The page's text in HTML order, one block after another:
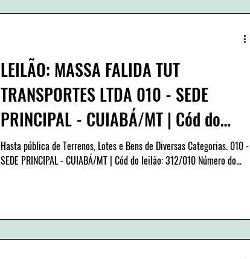
LEILÃO: MASSA FALIDA TUT
TRANSPORTES LTDA 010 - SEDE
PRINCIPAL - CUIABÁ/MT | Cód do
leilão: 312/010
Hasta pública de Terrenos, Lotes e Bens de Diversas Categorias. 010 -
SEDE PRINCIPAL - CUIABÁ/MT | Cód do leilão: 312/010 Número do...